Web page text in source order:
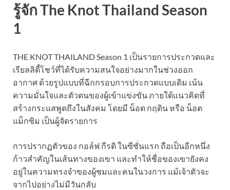
รู้จัก The Knot Thailand Season
1
THE KNOT THAILAND Season 1 เป็นรายการประกวดและ
เรียลลิตี้โชว์ที่ได้รับความสนใจอย่างมากในช่วงออก
อากาศ ด้วยรูปแบบที่ฉีกกรอบการประกวดแบบเดิม เน้น
ความมั่นใจและตัวตนของผู้เข้าแข่งขัน ภายใต้แนวคิดที่
สร้างกระแสพูดถึงในสังคม โดยมี น็อต กฤติน หรือ น็อต
แม็กซิม เป็นผู้จัดรายการ
การปรากฏตัวของ กอล์ฟ กีรติ ในซีซั่นแรก ถือเป็นอีกหนึ่ง
ก้าวสำคัญในเส้นทางของเขา และทำให้ชื่อของเขายังคง
อยู่ในความทรงจำของผู้ชมและคนในวงการ แม้เจ้าตัวจะ
จากไปอย่างไม่มีวันกลับ